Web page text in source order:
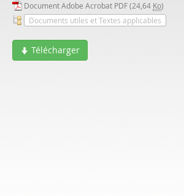
Document Adobe Acrobat PDF (24,64 Ko)
Documents utiles et Textes applicables
Télécharger